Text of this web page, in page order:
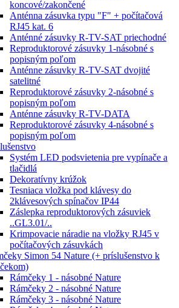
koncové/zakončené
Anténna zásuvka typu "F" + počítačová
RJ45 kat. 6
Anténné zásuvky R-TV-SAT priechodné
Reproduktorové zásuvky 1-násobné s
popisným poľom
Anténne zásuvky R-TV-SAT dvojité
satelitné
Reproduktorové zásuvky 2-násobné s
popisným poľom
Anténne zásuvky R-TV-DATA
Reproduktorové zásuvky 4-násobné s
popisným poľom
Systém LED podsvietenia pre vypínače a
tlačidlá
Dekoratívny krúžok
Tesniaca vložka pod klávesy do
2klávesových spínačov IP44
Záslepka reproduktorových zásuviek
..GL3.01/..
Krimpovacie náradie na vložky RJ45 v
počítačových zásuvkách
Simon 54 Nature (+ príslušenstvo k
Rámčeky 1 - násobné Nature
Rámčeky 2 - násobné Nature
Rámčeky 3 - násobné Nature